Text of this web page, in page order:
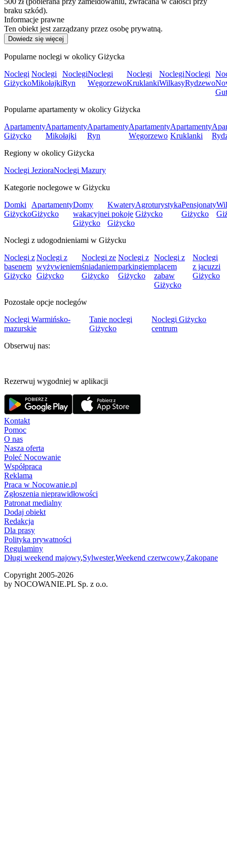
braku szkód).
Informacje prawne
Ten obiekt jest zarządzany przez osobę prywatną.
Dowiedz się więcej
Popularne noclegi w okolicy Giżycka
Noclegi
Giżycko
Noclegi
Mikołajki
Noclegi
Ryn
Noclegi
Węgorzewo
Noclegi
Kruklanki
Noclegi
Wilkasy
Noclegi
Rydzewo
Popularne apartamenty w okolicy Giżycka
Apartamenty
Giżycko
Apartamenty
Mikołajki
Apartamenty
Ryn
Apartamenty
Węgorzewo
Apartamenty
Kruklanki
Regiony w okolicy Giżycka
Noclegi JezioraNoclegi Mazury
Kategorie noclegowe w Giżycku
Domki
Giżycko
Apartamenty
Giżycko
Domy
wakacyjne
Giżycko
Kwatery
i pokoje
Giżycko
Agroturystyka
Giżycko
Pensjonaty
Giżycko
Noclegi z udogodnieniami w Giżycku
Noclegi z
basenem
Giżycko
Noclegi z
wyżywieniem
Giżycko
Noclegi ze
śniadaniem
Giżycko
Noclegi z
parkingiem
Giżycko
Noclegi z
placem
zabaw
Giżycko
Noclegi
z jacuzzi
Giżycko
Pozostałe opcje noclegów
Noclegi Warmińsko-
mazurskie
Tanie noclegi
Giżycko
Noclegi Giżycko
centrum
Obserwuj nas:
Rezerwuj wygodniej w aplikacji
Kontakt
Pomoc
O nas
Nasza oferta
Poleć Nocowanie
Współpraca
Reklama
Praca w Nocowanie.pl
Zgłoszenia nieprawidłowości
Patronat medialny
Dodaj obiekt
Redakcja
Dla prasy
Polityka prywatności
Regulaminy
Długi weekend majowy,Sylwester,Weekend czerwcowy,Zakopane
Copyright 2005-2026
by NOCOWANIE.PL Sp. z o.o.